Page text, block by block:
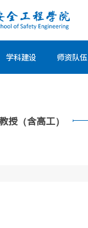
学科建设 师资队伍
授（含高工）